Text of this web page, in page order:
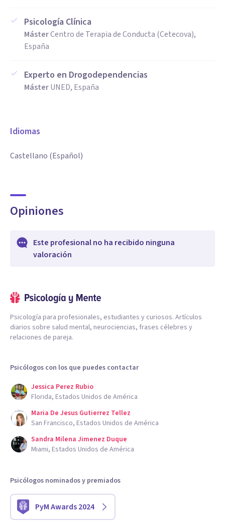
Psicología Clínica
MásterCentro de Terapia de Conducta (Cetecova),
España
Experto en Drogodependencias
MásterUNED, España
Idiomas
Castellano (Español)
Opiniones
Este profesional no ha recibido ninguna
valoración
Psicología para profesionales, estudiantes y curiosos. Artículos
diarios sobre salud mental, neurociencias, frases célebres y
relaciones de pareja.
Psicólogos con los que puedes contactar
Jessica Perez Rubio
Florida, Estados Unidos de América
Maria De Jesus Gutierrez Tellez
San Francisco, Estados Unidos de América
Sandra Milena Jimenez Duque
Miami, Estados Unidos de América
Psicólogos nominados y premiados
PyM Awards 2024